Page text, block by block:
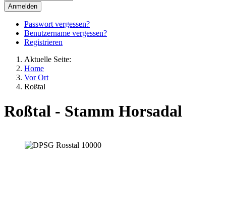
Anmelden
Passwort vergessen?
Benutzername vergessen?
Registrieren
Aktuelle Seite:
Home
Vor Ort
Roßtal
Roßtal - Stamm Horsadal